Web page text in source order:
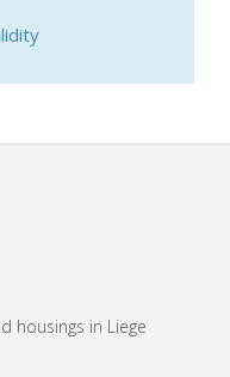
housings in Liege